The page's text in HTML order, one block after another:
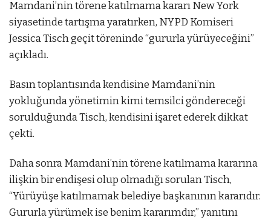
Mamdani’nin törene katılmama kararı New York
siyasetinde tartışma yaratırken, NYPD Komiseri
Jessica Tisch geçit töreninde “gururla yürüyeceğini”
açıkladı.
Basın toplantısında kendisine Mamdani’nin
yokluğunda yönetimin kimi temsilci göndereceği
sorulduğunda Tisch, kendisini işaret ederek dikkat
çekti.
Daha sonra Mamdani’nin törene katılmama kararına
ilişkin bir endişesi olup olmadığı sorulan Tisch,
“Yürüyüşe katılmamak belediye başkanının kararıdır.
Gururla yürümek ise benim kararımdır,” yanıtını